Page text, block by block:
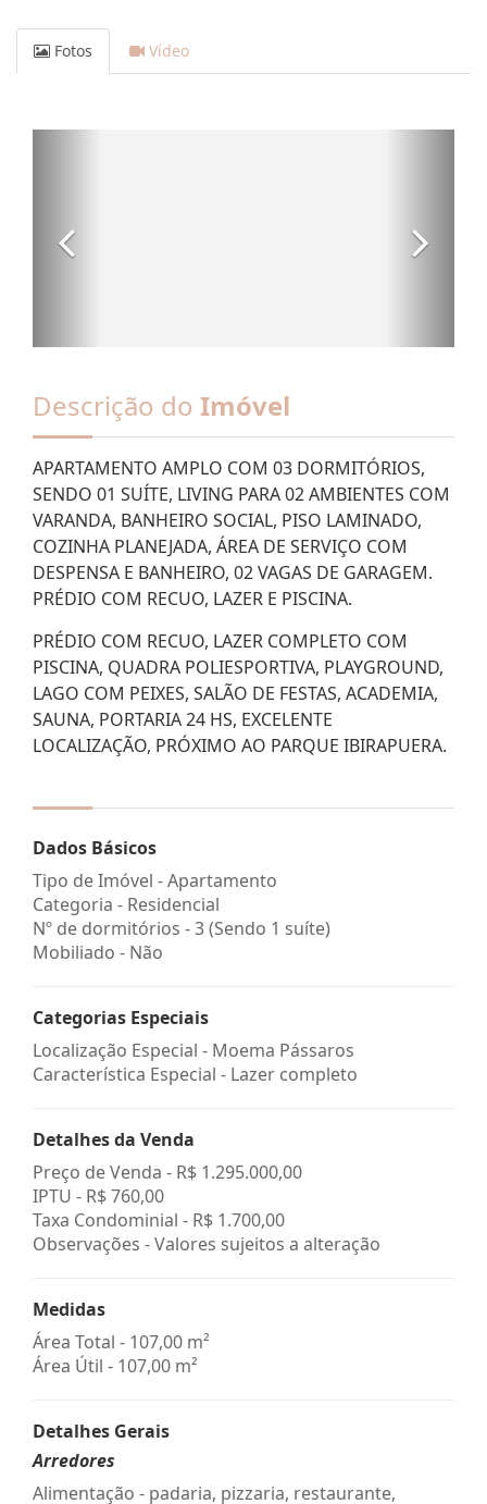
Fotos Vídeo
Descrição do Imóvel
APARTAMENTO AMPLO COM 03 DORMITÓRIOS,
SENDO 01 SUÍTE, LIVING PARA 02 AMBIENTES COM
VARANDA, BANHEIRO SOCIAL, PISO LAMINADO,
COZINHA PLANEJADA, ÁREA DE SERVIÇO COM
DESPENSA E BANHEIRO, 02 VAGAS DE GARAGEM.
PRÉDIO COM RECUO, LAZER E PISCINA.
PRÉDIO COM RECUO, LAZER COMPLETO COM
PISCINA, QUADRA POLIESPORTIVA, PLAYGROUND,
LAGO COM PEIXES, SALÃO DE FESTAS, ACADEMIA,
SAUNA, PORTARIA 24 HS, EXCELENTE
LOCALIZAÇÃO, PRÓXIMO AO PARQUE IBIRAPUERA.
Dados Básicos
Tipo de Imóvel - Apartamento
Categoria - Residencial
Nº de dormitórios - 3 (Sendo 1 suíte)
Mobiliado - Não
Categorias Especiais
Localização Especial - Moema Pássaros
Característica Especial - Lazer completo
Detalhes da Venda
Preço de Venda - R$ 1.295.000,00
IPTU - R$ 760,00
Taxa Condominial - R$ 1.700,00
Observações - Valores sujeitos a alteração
Medidas
Área Total - 107,00 m²
Área Útil - 107,00 m²
Detalhes Gerais
Arredores
Alimentação - padaria, pizzaria, restaurante,